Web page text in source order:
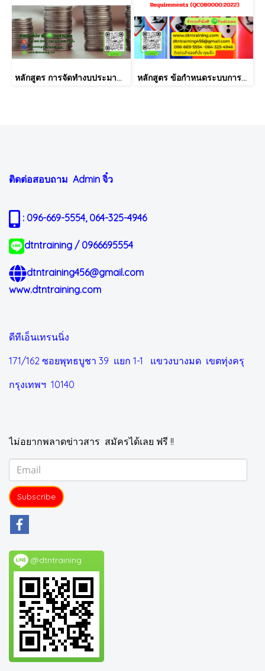
หลักสูตร การจัดทำงบประมาณประจำปี (Annual Budgeting) หลักสูตร ข้อกำหนดระบบการจัดการกระบวนการจัดการสารอันตราย (HSPM) (QC080000:2022)
ติดต่อสอบถาม Admin จิ๋ว
: 096-669-5554, 064-325-4946
dtntraining / 0966695554
dtntraining456@gmail.com
www.dtntraining.com
ดีทีเอ็นเทรนนิ่ง
171/162 ซอยพุทธบูชา 39 แยก 1-1 แขวงบางมด เขตทุ่งครุ
กรุงเทพฯ 10140
ไม่อยากพลาดข่าวสาร สมัครได้เลย ฟรี !!
Subscribe
@dtntraining